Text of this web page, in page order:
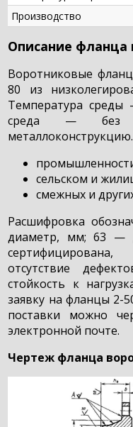
Производство
Описание фланца
Воротниковые
80 из
Температура среды
среда — без
сельском и
смежных и
Расшифровка
диаметр, мм; 63 —
отсутствие
стойкость к
заявку на фланцы 2-
поставки можно
электронной почте.
Чертеж фланца